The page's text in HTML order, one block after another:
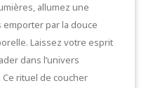
allumez une
par la douce
Laissez votre esprit
dans l’univers
rituel de coucher